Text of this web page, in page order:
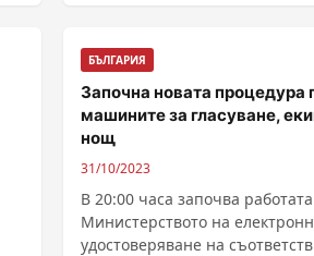
БЪЛГАРИЯ
Започна новата процедура
машините за гласуване,
нощ
31/10/2023
В 20:00 часа започва
Министерството на
удостоверяване на